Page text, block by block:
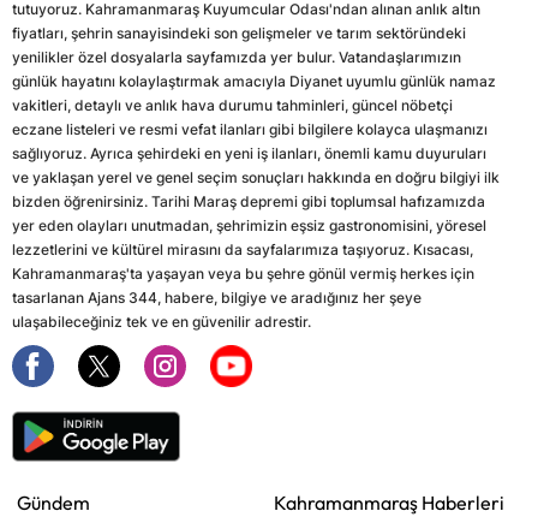
tutuyoruz. Kahramanmaraş Kuyumcular Odası'ndan alınan anlık altın
fiyatları, şehrin sanayisindeki son gelişmeler ve tarım sektöründeki
yenilikler özel dosyalarla sayfamızda yer bulur. Vatandaşlarımızın
günlük hayatını kolaylaştırmak amacıyla Diyanet uyumlu günlük namaz
vakitleri, detaylı ve anlık hava durumu tahminleri, güncel nöbetçi
eczane listeleri ve resmi vefat ilanları gibi bilgilere kolayca ulaşmanızı
sağlıyoruz. Ayrıca şehirdeki en yeni iş ilanları, önemli kamu duyuruları
ve yaklaşan yerel ve genel seçim sonuçları hakkında en doğru bilgiyi ilk
bizden öğrenirsiniz. Tarihi Maraş depremi gibi toplumsal hafızamızda
yer eden olayları unutmadan, şehrimizin eşsiz gastronomisini, yöresel
lezzetlerini ve kültürel mirasını da sayfalarımıza taşıyoruz. Kısacası,
Kahramanmaraş'ta yaşayan veya bu şehre gönül vermiş herkes için
tasarlanan Ajans 344, habere, bilgiye ve aradığınız her şeye
ulaşabileceğiniz tek ve en güvenilir adrestir.
Gündem
Kahramanmaraş Haberleri